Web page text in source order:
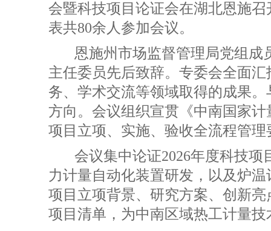
会暨科技项目论证会在湖北恩施
表共80余人参加会议。
恩施州市场监督管理局党组成
主任委员先后致辞。专委会全面
务、学术交流等领域取得的成果
方向。会议组织宣贯《中南国家
项目立项、实施、验收全流程管理
会议集中论证2026年度科技
力计量自动化装置研发，以及炉
项目立项背景、研究方案、创新
项目清单，为中南区域热工计量